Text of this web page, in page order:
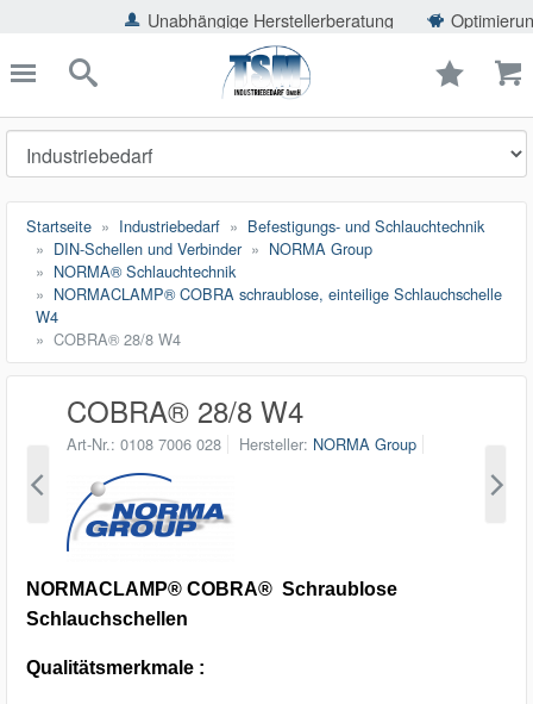
Unabhängige Herstellerberatung Optimierung der
schließen
Suche
Startseite Industriebedarf
Befestigungs- und Schlauchtechnik
DIN-Schellen und Verbinder
NORMA Group
NORMA® Schlauchtechnik
NORMACLAMP® COBRA schraublose, einteilige Schlauchschelle
W4
COBRA® 28/8 W4
COBRA® 28/8 W4
Art-Nr. 0108 7006 028 Hersteller NORMA Group
NORMACLAMP® COBRA® Schraublose
Schlauchschellen
Qualitätsmerkmale :